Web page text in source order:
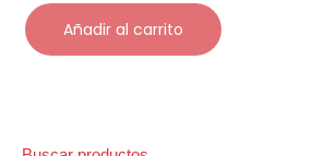
Añadir al carrito